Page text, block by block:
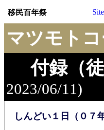
移民百年祭
マツモト
付録（
2023/06/11)
しんどい１日（０７